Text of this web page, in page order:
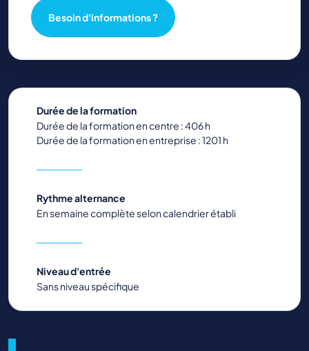
Durée de la formation
Durée de la formation en centre : 406 h
Durée de la formation en entreprise : 1201 h
Rythme alternance
En semaine complète selon calendrier établi
Niveau d'entrée
Sans niveau spécifique
Besoin d'informations ?